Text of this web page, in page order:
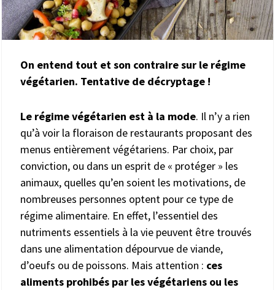
On entend tout et son contraire sur le régime
végétarien. Tentative de décryptage !
Le régime végétarien est à la mode. Il n’y a rien
qu’à voir la floraison de restaurants proposant des
menus entièrement végétariens. Par choix, par
conviction, ou dans un esprit de « protéger » les
animaux, quelles qu’en soient les motivations, de
nombreuses personnes optent pour ce type de
régime alimentaire. En effet, l’essentiel des
nutriments essentiels à la vie peuvent être trouvés
dans une alimentation dépourvue de viande,
d’oeufs ou de poissons. Mais attention : ces
aliments prohibés par les végétariens ou les